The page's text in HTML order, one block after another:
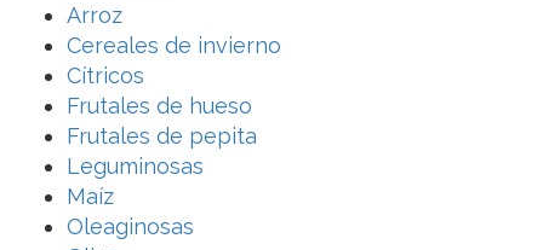
Arroz
Cereales de invierno
Cítricos
Frutales de hueso
Frutales de pepita
Leguminosas
Maíz
Oleaginosas